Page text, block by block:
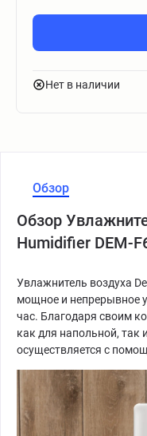
Нет в наличии
Обзор
Обзор
Humidifier DEM-
Увлажнитель воздуха
мощное и непрерывное
час. Благодаря своим
как для напольной, так
осуществляется с